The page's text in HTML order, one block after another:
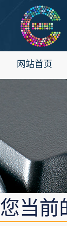
网站首页
您当前